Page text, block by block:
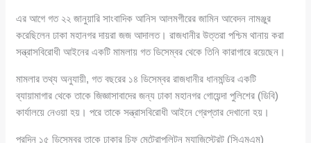
এর আগে গত ২২ জানুয়ারি সাংবাদিক আনিস আলমগীরের জামিন আবেদন নামঞ্জুর
করেছিলেন ঢাকা মহানগর দায়রা জজ আদালত। রাজধানীর উত্তরা পশ্চিম থানায় করা
সন্ত্রাসবিরোধী আইনের একটি মামলায় গত ডিসেম্বর থেকে তিনি কারাগারে রয়েছেন।
মামলার তথ্য অনুযায়ী, গত বছরের ১৪ ডিসেম্বর রাজধানীর ধানমন্ডির একটি
ব্যায়ামাগার থেকে তাকে জিজ্ঞাসাবাদের জন্য ঢাকা মহানগর গোয়েন্দা পুলিশের (ডিবি)
কার্যালয়ে নেওয়া হয়। পরে তাকে সন্ত্রাসবিরোধী আইনে গ্রেপ্তার দেখানো হয়।
পরদিন ১৫ ডিসেম্বর তাকে ঢাকার চিফ মেট্রোপলিটন ম্যাজিস্ট্রেট (সিএমএম)